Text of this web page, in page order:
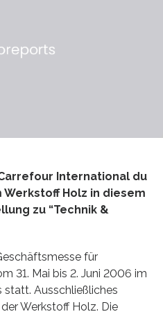
International du
Holz in diesem
zu “Technik &
für
31. Mai bis 2. Juni 2006 im
Ausschließliches
Werkstoff Holz. Die